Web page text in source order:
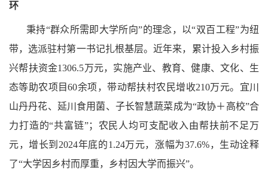
环
秉持“群众所需即大学所向”的理念，以“双百工程”为纽
带，选派驻村第一书记扎根基层。近年来，累计投入乡村振
兴帮扶资金1306.5万元，实施产业、教育、健康、文化、生
态等助农项目60余项，带动帮扶村农民增收210万元。宜川
山丹丹花、延川食用菌、子长智慧蔬菜成为“政协＋高校”合
力打造的“共富链”；农民人均可支配收入由帮扶前不足万
元，增长到2024年底的1.24万元，涨幅为37.6%，生动诠释
了“大学因乡村而厚重，乡村因大学而振兴”。